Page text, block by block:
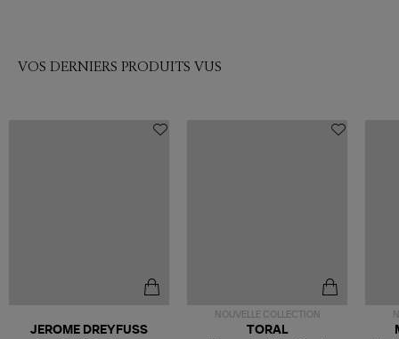
VOS DERNIERS PRODUITS VUS
JEROME DREYFUSS
NOUVELLE COLLECTION
TORAL